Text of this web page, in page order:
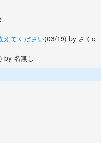
えてください(03/19) by さくc
by 名無し